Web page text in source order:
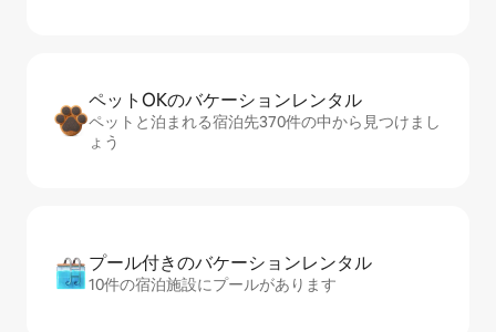
ペットOKのバ⁠ケ⁠ー⁠シ⁠ョ⁠ンレ⁠ン⁠タ⁠ル
ペットと泊まれる宿泊先370件の中から見つけまし
ょう
プール付きのバ⁠ケ⁠ー⁠シ⁠ョ⁠ンレ⁠ン⁠タ⁠ル
10件の宿泊施設にプールがあります